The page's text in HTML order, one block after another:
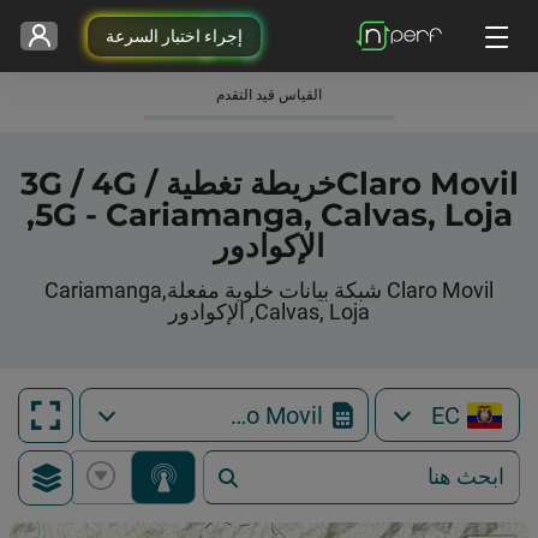
إجراء اختبار السرعة
القياس قيد التقدم
Claro Movilخريطة تغطية 3G / 4G /
5G - Cariamanga, Calvas, Loja,
الإكوادور
Claro Movil شبكة بيانات خلوية مفعلةCariamanga,
Calvas, Loja, الإكوادور
EC
Claro Movil